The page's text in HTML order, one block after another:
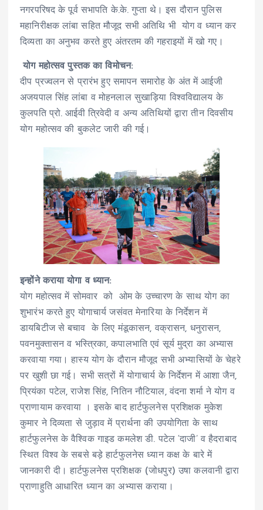
नगरपरिषद के पूर्व सभापति के.के. गुप्ता थे। इस दौरान पुलिस
महानिरीक्षक लांबा सहित मौजूद सभी अतिथि भी योग व ध्यान कर
दिव्यता का अनुभव करते हुए अंतरतम की गहराइयों में खो गए।
योग महोत्सव पुस्तक का विमोचन:
दीप प्रज्वलन से प्रारंभ हुए समापन समारोह के अंत में आईजी
अजयपाल सिंह लांबा व मोहनलाल सुखाड़िया विश्वविद्यालय के
कुलपति प्रो. आईवी त्रिवेदी व अन्य अतिथियों द्वारा तीन दिवसीय
योग महोत्सव की बुकलेट जारी की गई।
इन्होंने कराया योगा व ध्यान:
योग महोत्सव में सोमवार को ओम के उच्चारण के साथ योग का
शुभारंभ करते हुए योगाचार्य जसंवत मेनारिया के निर्देशन में
डायबिटीज से बचाव के लिए मंडूकासन, वक्रासन, धनुरासन,
पवनमुक्तासन व भस्त्रिका, कपालभाति एवं सूर्य मुद्रा का अभ्यास
करवाया गया। हास्य योग के दौरान मौजूद सभी अभ्यासियों के चेहरे
पर खुशी छा गई। सभी सत्रों में योगाचार्य के निर्देशन में आशा जैन,
प्रियंका पटेल, राजेश सिंह, नितिन नौटियाल, वंदना शर्मा ने योग व
प्राणायाम करवाया । इसके बाद हार्टफुलनेस प्रशिक्षक मुकेश
कुमार ने दिव्यता से जुड़ाव में प्रार्थना की उपयोगिता के साथ
हार्टफुलनेस के वैश्विक गाइड कमलेश डी. पटेल ‘दाजी’ व हैदराबाद
स्थित विश्व के सबसे बड़े हार्टफुलनेस ध्यान कक्ष के बारे में
जानकारी दी। हार्टफुलनेस प्रशिक्षक (जोधपुर) उषा कलवानी द्वारा
प्राणाहुति आधारित ध्यान का अभ्यास कराया।